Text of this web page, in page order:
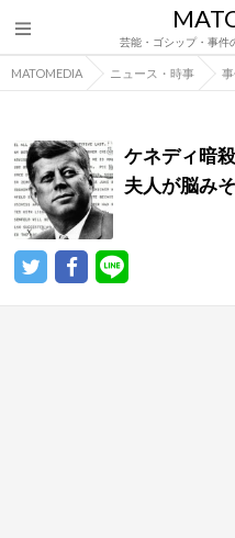
芸能・ゴシップ・事件
MATOMEDIA ニュース・時事
ケネディ暗
夫人が脳み